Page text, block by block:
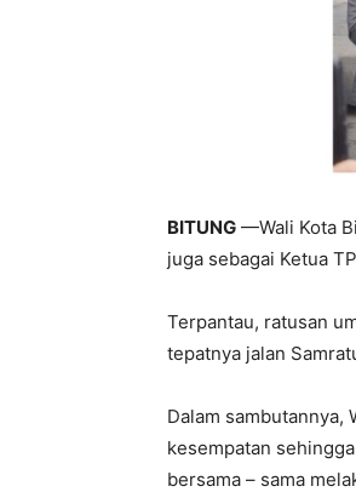
BITUNG —Wali Kota
juga sebagai Ketua
Terpantau, ratusan
tepatnya jalan
Dalam sambutannya,
kesempatan
bersama – sama